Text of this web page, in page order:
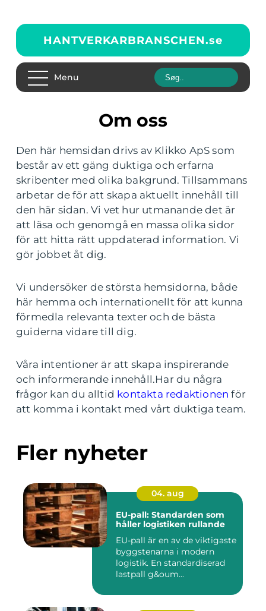
HANTVERKARBRANSCHEN.se
Menu
Om oss
Den här hemsidan drivs av Klikko ApS som
består av ett gäng duktiga och erfarna
skribenter med olika bakgrund. Tillsammans
arbetar de för att skapa aktuellt innehåll till
den här sidan. Vi vet hur utmanande det är
att läsa och genomgå en massa olika sidor
för att hitta rätt uppdaterad information. Vi
gör jobbet åt dig.
Vi undersöker de största hemsidorna, både
här hemma och internationellt för att kunna
förmedla relevanta texter och de bästa
guiderna vidare till dig.
Våra intentioner är att skapa inspirerande
och informerande innehåll.Har du några
frågor kan du alltid kontakta redaktionen för
att komma i kontakt med vårt duktiga team.
Fler nyheter
04. aug
EU-pall: Standarden som
håller logistiken rullande
EU-pall är en av de viktigaste
byggstenarna i modern
logistik. En standardiserad
lastpall g&oum...